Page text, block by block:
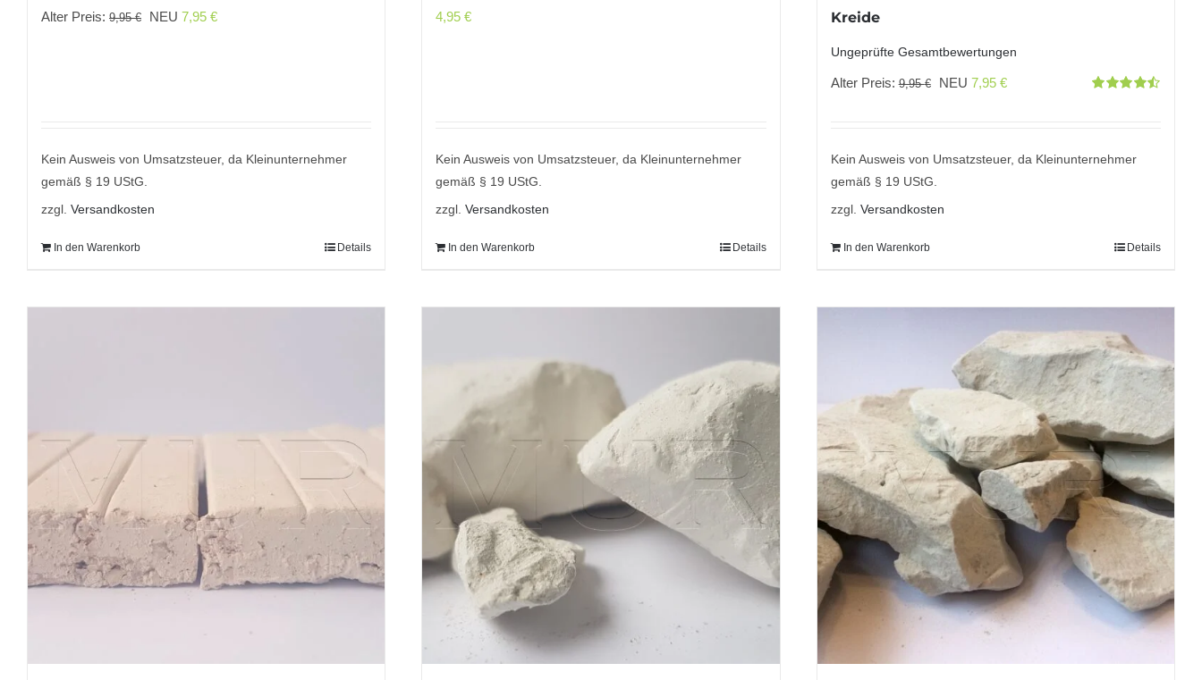
Alter Preis: 9,95€
Ursprünglicher
NEU 7,95 €Aktueller
Kein Ausweis von Umsatzsteuer, da Kleinunternehmer
gemäß § 19 UStG.
zzgl. Versandkosten
In den Warenkorb Details
4,95€
Kein Ausweis von Umsatzsteuer, da Kleinunternehmer
gemäß § 19 UStG.
zzgl.Versandkosten
In den Warenkorb Details
Kreide
Ungeprüfte Gesamtbewertungen
Alter Preis: 9,95€
Ursprünglicher
9,95 €
NEU 7,95 €Aktueller
7,95 €.
Kein Ausweis von Umsatzsteuer, da Kleinunternehmer
gemäß § 19 UStG.
zzgl. Versandkosten
In den Warenkorb Details